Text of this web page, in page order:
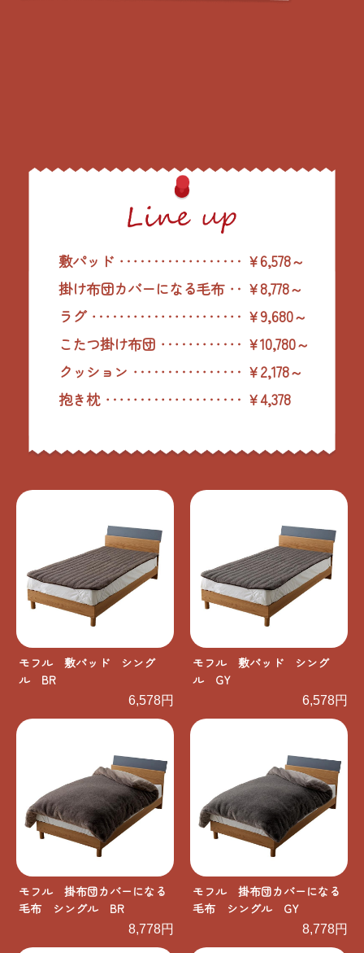
敷パッド ‥‥‥‥‥‥‥‥‥ ￥6,578～
掛け布団カバーになる毛布 ‥ ￥8,778～
ラグ ‥‥‥‥‥‥‥‥‥‥‥ ￥9,680～
こたつ掛け布団 ‥‥‥‥‥‥ ￥10,780～
クッション ‥‥‥‥‥‥‥‥ ￥2,178～
抱き枕 ‥‥‥‥‥‥‥‥‥‥ ￥4,378
モフル 敷パッド シング
ル BR
6,578円
モフル 敷パッド シング
ル GY
6,578円
モフル 掛布団カバーになる
毛布 シングル BR
8,778円
モフル 掛布団カバーになる
毛布 シングル GY
8,778円